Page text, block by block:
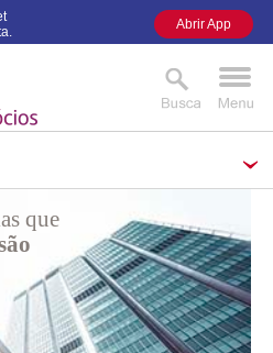
SUAS BUSCAS RECENTES
que
Abrir App